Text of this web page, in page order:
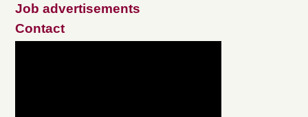
Job advertisements
Contact